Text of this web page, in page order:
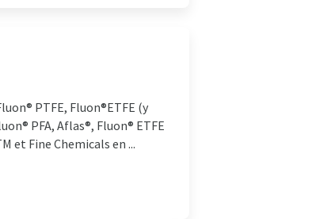
PTFE, Fluon®ETFE (y
PFA, Aflas®, Fluon® ETFE
et Fine Chemicals en ...